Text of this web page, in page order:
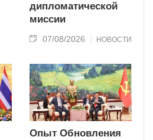
дипломатической
миссии
07/08/2026 НОВОСТИ
Опыт Обновления